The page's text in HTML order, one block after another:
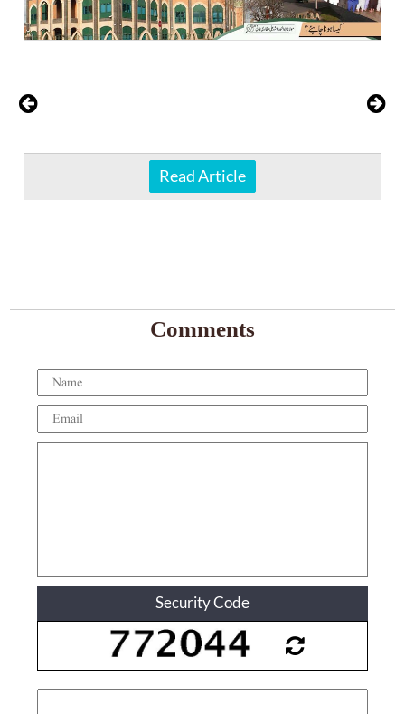
Read Article
Comments
Security Code